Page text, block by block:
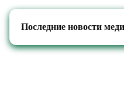
Последние новости